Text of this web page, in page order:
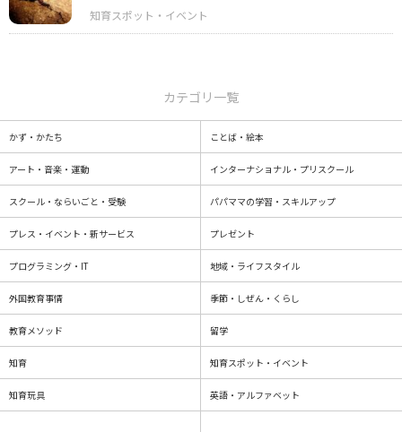
カテゴリ一覧
かず・かたち ことば・絵本
アート・音楽・運動 インターナショナル・プリスクール
スクール・ならいごと・受験 パパママの学習・スキルアップ
プレス・イベント・新サービス プレゼント
プログラミング・IT 地域・ライフスタイル
外国教育事情 季節・しぜん・くらし
教育メソッド 留学
知育 知育スポット・イベント
知育玩具 英語・アルファベット